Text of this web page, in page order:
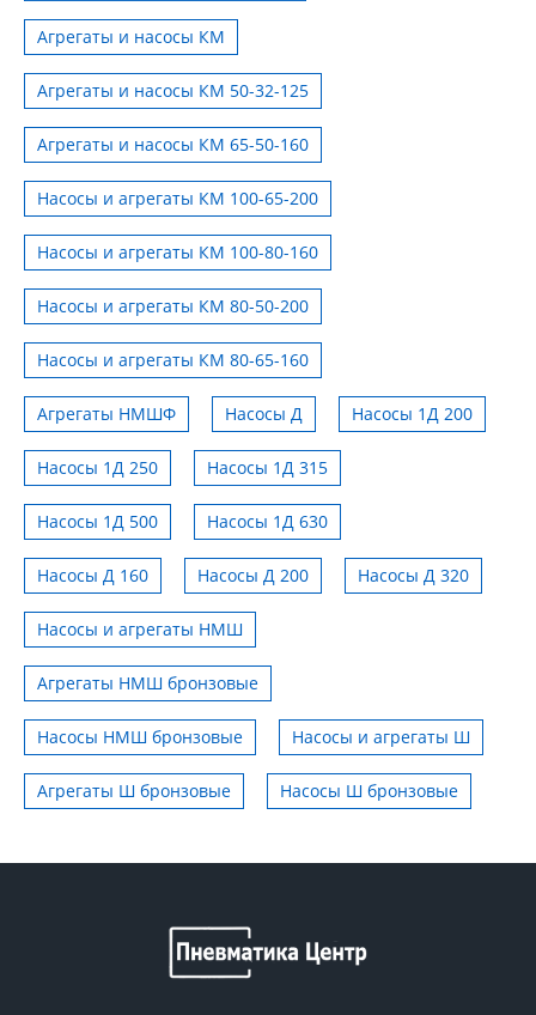
Агрегаты и насосы КМ
Агрегаты и насосы КМ 50-32-125
Агрегаты и насосы КМ 65-50-160
Насосы и агрегаты КМ 100-65-200
Насосы и агрегаты КМ 100-80-160
Насосы и агрегаты КМ 80-50-200
Насосы и агрегаты КМ 80-65-160
Агрегаты НМШФ Насосы Д Насосы 1Д 200
Насосы 1Д 250 Насосы 1Д 315
Насосы 1Д 500 Насосы 1Д 630
Насосы Д 160 Насосы Д 200 Насосы Д 320
Насосы и агрегаты НМШ
Агрегаты НМШ бронзовые
Насосы НМШ бронзовые Насосы и агрегаты Ш
Агрегаты Ш бронзовые Насосы Ш бронзовые